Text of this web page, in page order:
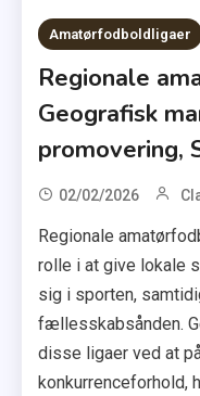
Amatørfodboldligaer
Regionale
Geografisk
promovering,
02/02/2026
Regionale
rolle i at give lokale
sig i sporten,
fællesskabsånden.
disse ligaer ved at
konkurrenceforhold,